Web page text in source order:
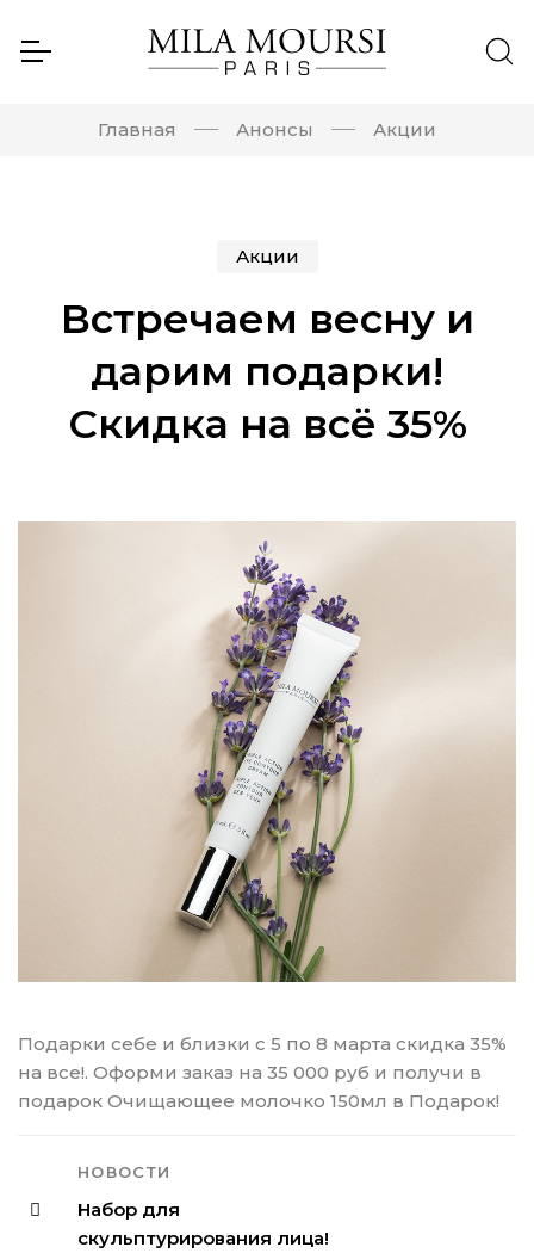
Главная Анонсы Акции
Акции
Встречаем весну и
дарим подарки!
Скидка на всё 35%
Подарки себе и близки с 5 по 8 марта скидка 35%
на все!. Оформи заказ на 35 000 руб и получи в
подарок Очищающее молочко 150мл в Подарок!
НОВОСТИ
Набор для
скульптурирования лица!